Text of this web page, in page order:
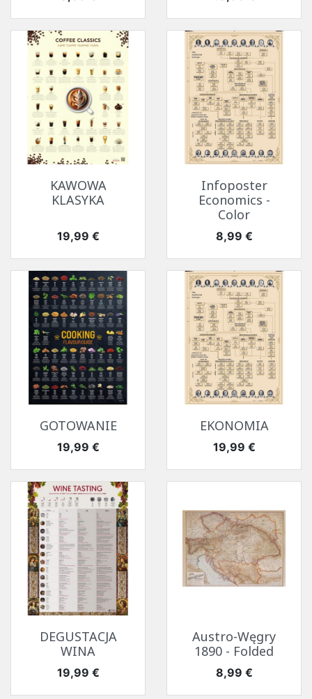
KAWOWA
KLASYKA
Cena
19,99 €
Infoposter
Economics -
Color
Cena
8,99 €
GOTOWANIE
Cena
19,99 €
EKONOMIA
Cena
19,99 €
DEGUSTACJA
WINA
Cena
19,99 €
Austro-Węgry
1890 - Folded
Cena
8,99 €